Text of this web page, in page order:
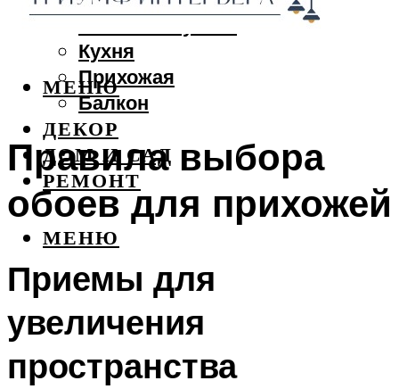
Кухня
Прихожая
Балкон
ДЕКОР
ДОМ И САД
РЕМОНТ
МЕНЮ
МЕНЮ
Правила выбора
обоев для прихожей
Приемы для
увеличения
пространства